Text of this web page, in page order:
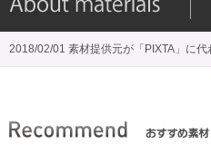
2018/02/01 素材提供元が「PIXTA」に